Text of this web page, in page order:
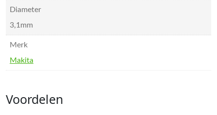
Diameter
3,1mm
Merk
Makita
Voordelen